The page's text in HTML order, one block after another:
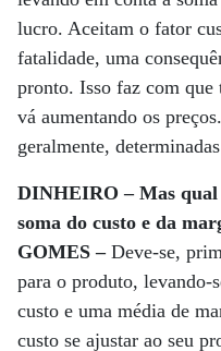
lucro. Aceitam o fator
fatalidade, uma
pronto. Isso faz com que
vá aumentando os
geralmente,
DINHEIRO – Mas qual
soma do custo e da
GOMES – Deve-se,
para o produto, levando-
custo e uma média de
custo se ajustar ao seu